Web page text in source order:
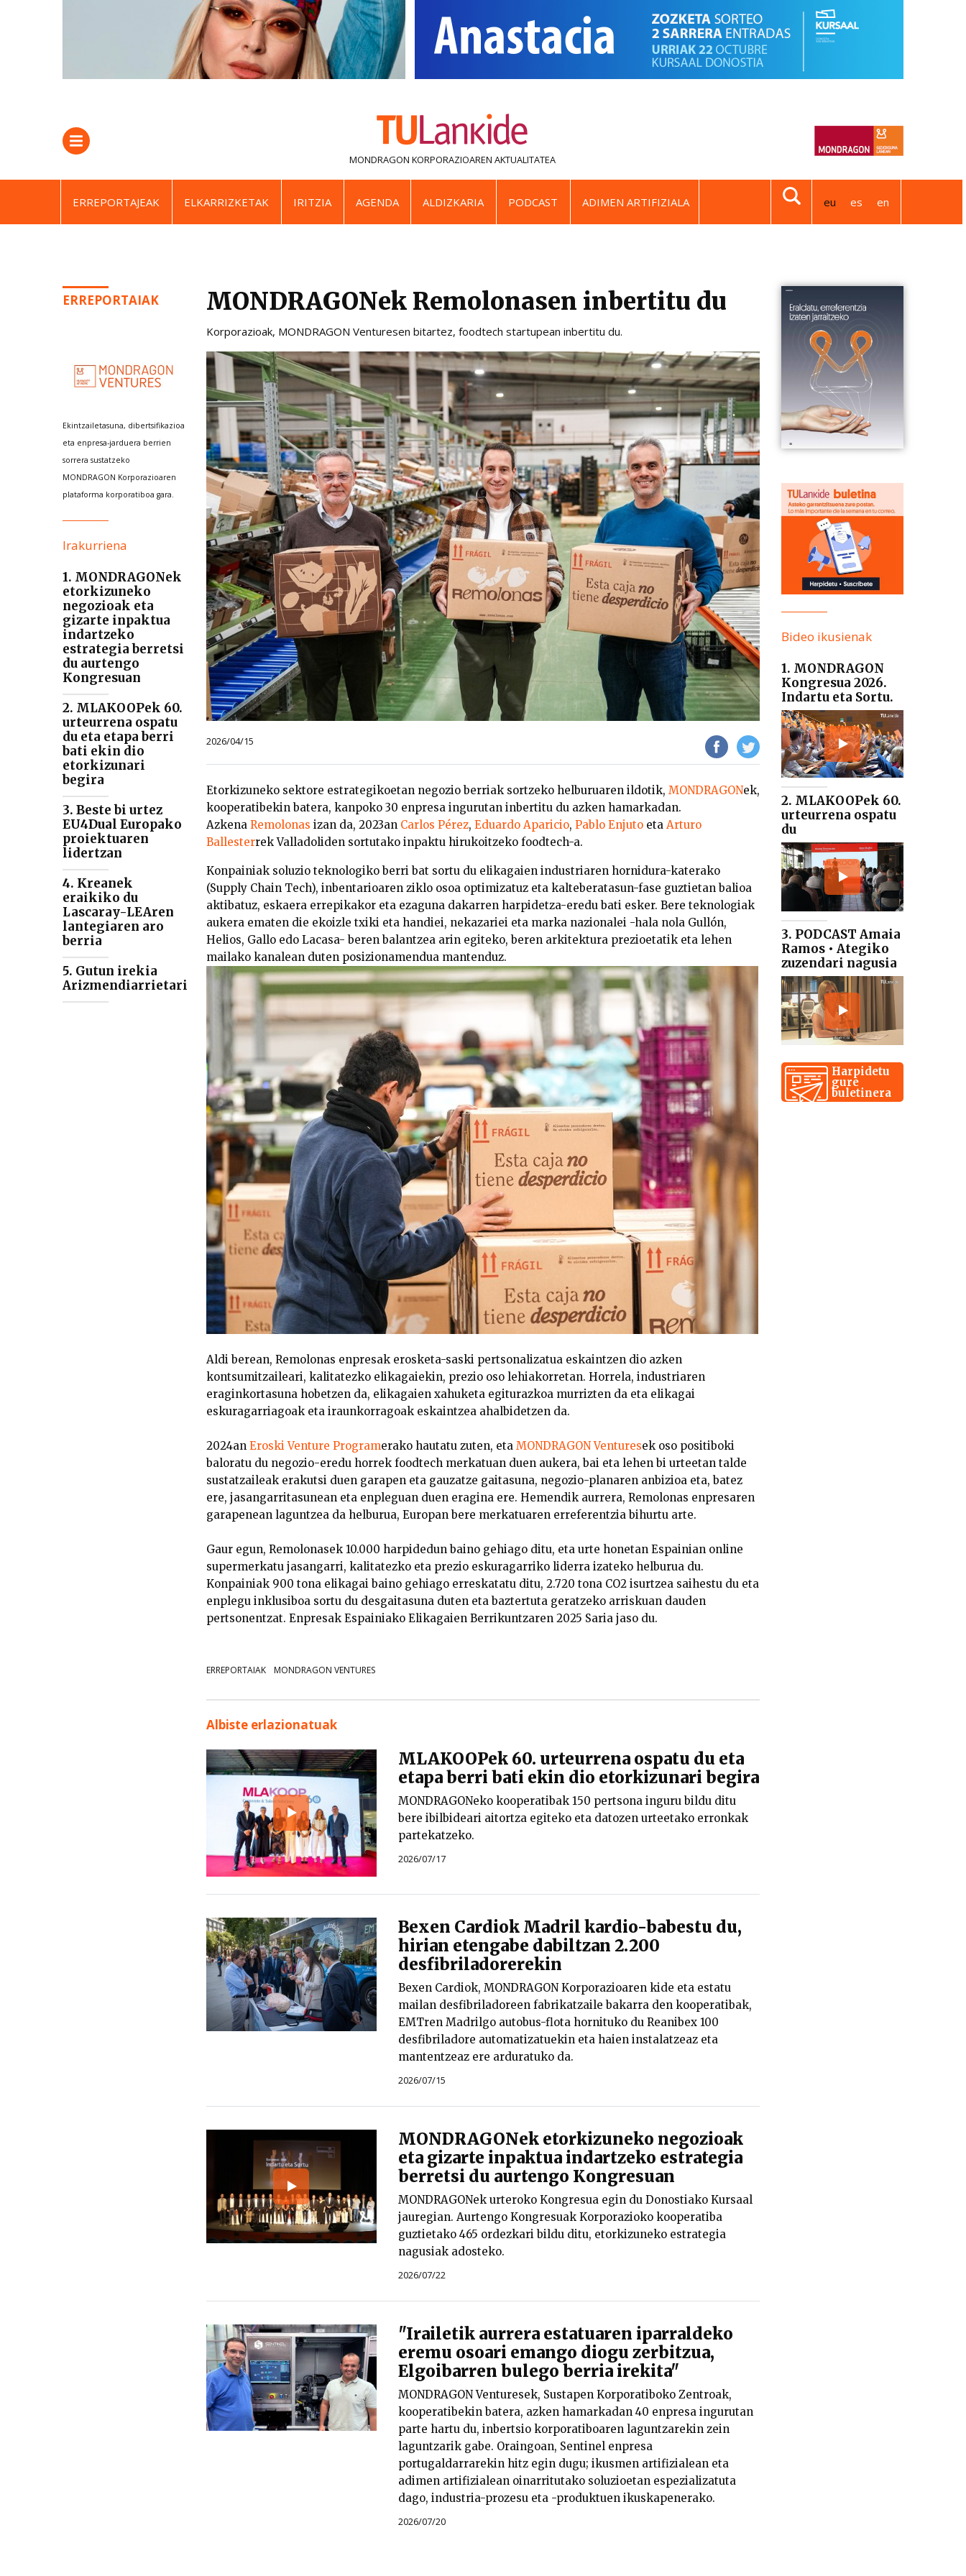
MONDRAGON KORPORAZIOAREN AKTUALITATEA
ERREPORTAJEAK ELKARRIZKETAK IRITZIA AGENDA ALDIZKARIA PODCAST ADIMEN ARTIFIZIALA eu es en
ERREPORTAIAK
Ekintzailetasuna, dibertsifikazioa
eta enpresa-jarduera berrien
sorrera sustatzeko
MONDRAGON Korporazioaren
plataforma korporatiboa gara.
Irakurriena
1. MONDRAGONek
etorkizuneko
negozioak eta
gizarte inpaktua
indartzeko
estrategia berretsi
du aurtengo
Kongresuan
2. MLAKOOPek 60.
urteurrena ospatu
du eta etapa berri
bati ekin dio
etorkizunari
begira
3. Beste bi urtez
EU4Dual Europako
proiektuaren
lidertzan
4. Kreanek
eraikiko du
Lascaray-LEAren
lantegiaren aro
berria
5. Gutun irekia
Arizmendiarrietari
MONDRAGONek Remolonasen inbertitu du
Korporazioak, MONDRAGON Venturesen bitartez, foodtech startupean inbertitu du.
2026/04/15
Etorkizuneko sektore estrategikoetan negozio berriak sortzeko helburuaren ildotik, MONDRAGONek,
kooperatibekin batera, kanpoko 30 enpresa ingurutan inbertitu du azken hamarkadan.
Azkena Remolonas izan da, 2023an Carlos Pérez, Eduardo Aparicio, Pablo Enjuto eta Arturo
Ballesterrek Valladoliden sortutako inpaktu hirukoitzeko foodtech-a.
Konpainiak soluzio teknologiko berri bat sortu du elikagaien industriaren hornidura-katerako
(Supply Chain Tech), inbentarioaren ziklo osoa optimizatuz eta kalteberatasun-fase guztietan balioa
aktibatuz, eskaera errepikakor eta ezaguna dakarren harpidetza-eredu bati esker. Bere teknologiak
aukera ematen die ekoizle txiki eta handiei, nekazariei eta marka nazionalei -hala nola Gullón,
Helios, Gallo edo Lacasa- beren balantzea arin egiteko, beren arkitektura prezioetatik eta lehen
mailako kanalean duten posizionamendua mantenduz.
Aldi berean, Remolonas enpresak erosketa-saski pertsonalizatua eskaintzen dio azken
kontsumitzaileari, kalitatezko elikagaiekin, prezio oso lehiakorretan. Horrela, industriaren
eraginkortasuna hobetzen da, elikagaien xahuketa egiturazkoa murrizten da eta elikagai
eskuragarriagoak eta iraunkorragoak eskaintzea ahalbidetzen da.
2024an Eroski Venture Programerako hautatu zuten, eta MONDRAGON Venturesek oso positiboki
baloratu du negozio-eredu horrek foodtech merkatuan duen aukera, bai eta lehen bi urteetan talde
sustatzaileak erakutsi duen garapen eta gauzatze gaitasuna, negozio-planaren anbizioa eta, batez
ere, jasangarritasunean eta enpleguan duen eragina ere. Hemendik aurrera, Remolonas enpresaren
garapenean laguntzea da helburua, Europan bere merkatuaren erreferentzia bihurtu arte.
Gaur egun, Remolonasek 10.000 harpidedun baino gehiago ditu, eta urte honetan Espainian online
supermerkatu jasangarri, kalitatezko eta prezio eskuragarriko liderra izateko helburua du.
Konpainiak 900 tona elikagai baino gehiago erreskatatu ditu, 2.720 tona CO2 isurtzea saihestu du eta
enplegu inklusiboa sortu du desgaitasuna duten eta baztertuta geratzeko arriskuan dauden
pertsonentzat. Enpresak Espainiako Elikagaien Berrikuntzaren 2025 Saria jaso du.
ERREPORTAIAK MONDRAGON VENTURES
Albiste erlazionatuak
MLAKOOPek 60. urteurrena ospatu du eta
etapa berri bati ekin dio etorkizunari begira
MONDRAGONeko kooperatibak 150 pertsona inguru bildu ditu
bere ibilbideari aitortza egiteko eta datozen urteetako erronkak
partekatzeko.
2026/07/17
Bexen Cardiok Madril kardio-babestu du,
hirian etengabe dabiltzan 2.200
desfibriladorerekin
Bexen Cardiok, MONDRAGON Korporazioaren kide eta estatu
mailan desfibriladoreen fabrikatzaile bakarra den kooperatibak,
EMTren Madrilgo autobus-flota hornituko du Reanibex 100
desfibriladore automatizatuekin eta haien instalatzeaz eta
mantentzeaz ere arduratuko da.
2026/07/15
MONDRAGONek etorkizuneko negozioak
eta gizarte inpaktua indartzeko estrategia
berretsi du aurtengo Kongresuan
MONDRAGONek urteroko Kongresua egin du Donostiako Kursaal
jauregian. Aurtengo Kongresuak Korporazioko kooperatiba
guztietako 465 ordezkari bildu ditu, etorkizuneko estrategia
nagusiak adosteko.
2026/07/22
"Irailetik aurrera estatuaren iparraldeko
eremu osoari emango diogu zerbitzua,
Elgoibarren bulego berria irekita"
MONDRAGON Venturesek, Sustapen Korporatiboko Zentroak,
kooperatibekin batera, azken hamarkadan 40 enpresa ingurutan
parte hartu du, inbertsio korporatiboaren laguntzarekin zein
laguntzarik gabe. Oraingoan, Sentinel enpresa
portugaldarrarekin hitz egin dugu; ikusmen artifizialean eta
adimen artifizialean oinarritutako soluzioetan espezializatuta
dago, industria-prozesu eta -produktuen ikuskapenerako.
2026/07/20
Bideo ikusienak
1. MONDRAGON
Kongresua 2026.
Indartu eta Sortu.
2. MLAKOOPek 60.
urteurrena ospatu
du
3. PODCAST Amaia
Ramos • Ategiko
zuzendari nagusia
Harpidetu
gure
buletinera